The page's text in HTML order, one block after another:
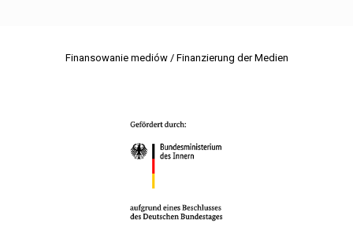
Finansowanie mediów / Finanzierung der Medien